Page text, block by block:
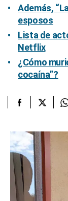
Además,
esposos
Lista de
Netflix
¿Cómo
cocaína”?